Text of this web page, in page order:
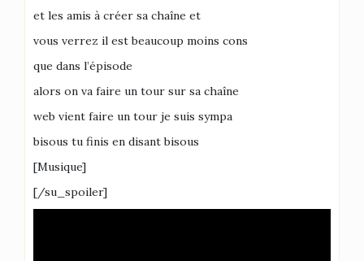
et les amis à créer sa chaîne et
vous verrez il est beaucoup moins cons
que dans l’épisode
alors on va faire un tour sur sa chaîne
web vient faire un tour je suis sympa
bisous tu finis en disant bisous
[Musique]
[/su_spoiler]